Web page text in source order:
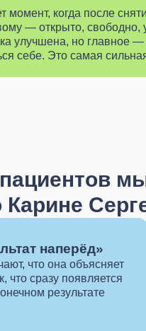
момент, когда после
— открыто, свободно,
улучшена, но главное —
себе. Это самая
наперёд»
что она объясняет
что сразу появляется
результате